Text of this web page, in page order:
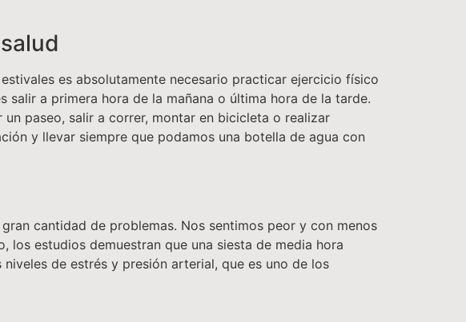
es absolutamente necesario practicar ejercicio físico
a primera hora de la mañana o última hora de la tarde.
paseo, salir a correr, montar en bicicleta o realizar
y llevar siempre que podamos una botella de agua con
cantidad de problemas. Nos sentimos peor y con menos
los estudios demuestran que una siesta de media hora
de estrés y presión arterial, que es uno de los